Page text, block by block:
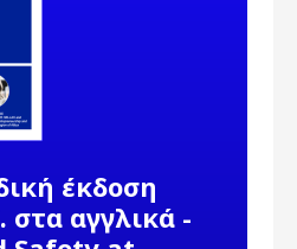
έκδοση
στα αγγλικά -